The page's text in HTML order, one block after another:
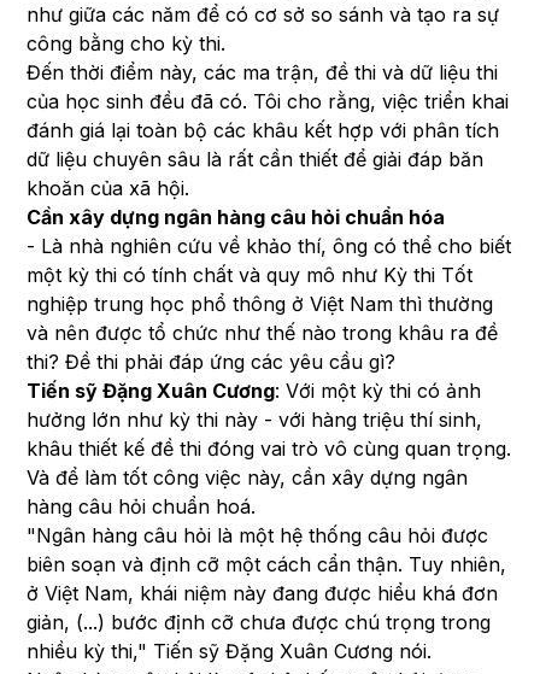
như giữa các năm để có cơ sở so sánh và tạo ra sự
công bằng cho kỳ thi.
Đến thời điểm này, các ma trận, đề thi và dữ liệu thi
của học sinh đều đã có. Tôi cho rằng, việc triển khai
đánh giá lại toàn bộ các khâu kết hợp với phân tích
dữ liệu chuyên sâu là rất cần thiết để giải đáp băn
khoăn của xã hội.
Cần xây dựng ngân hàng câu hỏi chuẩn hóa
- Là nhà nghiên cứu về khảo thí, ông có thể cho biết
một kỳ thi có tính chất và quy mô như Kỳ thi Tốt
nghiệp trung học phổ thông ở Việt Nam thì thường
và nên được tổ chức như thế nào trong khâu ra đề
thi? Đề thi phải đáp ứng các yêu cầu gì?
Tiến sỹ Đặng Xuân Cương: Với một kỳ thi có ảnh
hưởng lớn như kỳ thi này - với hàng triệu thí sinh,
khâu thiết kế đề thi đóng vai trò vô cùng quan trọng.
Và để làm tốt công việc này, cần xây dựng ngân
hàng câu hỏi chuẩn hoá.
"Ngân hàng câu hỏi là một hệ thống câu hỏi được
biên soạn và định cỡ một cách cẩn thận. Tuy nhiên,
ở Việt Nam, khái niệm này đang được hiểu khá đơn
giản, (...) bước định cỡ chưa được chú trọng trong
nhiều kỳ thi," Tiến sỹ Đặng Xuân Cương nói.